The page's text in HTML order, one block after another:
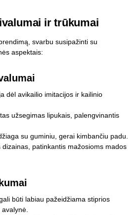
ir trūkumai
svarbu susipažinti su
aspektais:
dėl avikailio imitacijos ir kailinio
užsegimas lipukais, palengvinantis
su guminiu, gerai kimbančiu padu.
patinkantis mažosioms mados
būti labiau pažeidžiama stiprios